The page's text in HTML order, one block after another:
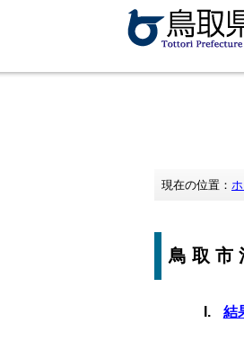
現在の位置：
鳥取市
結